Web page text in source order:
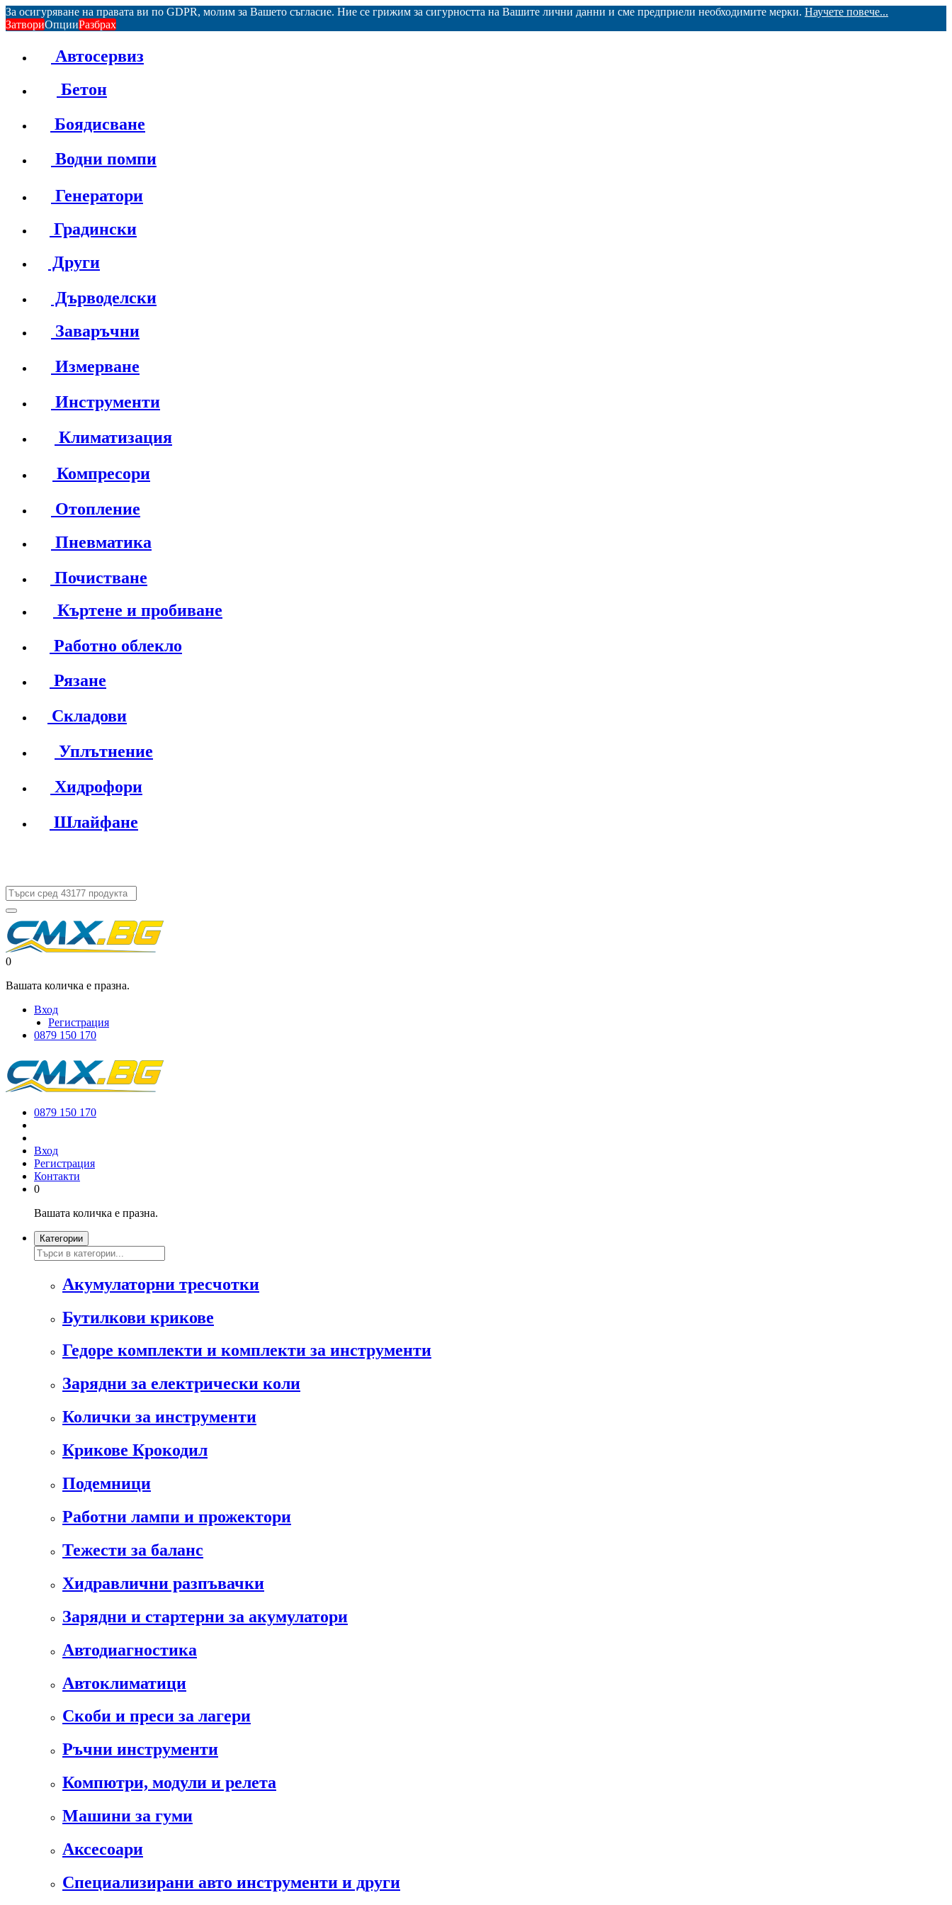
За осигуряване на правата ви по GDPR, молим за Вашето съгласие. Ние се грижим за сигурността на Вашите лични данни и сме предприели необходимите мерки. Научете повече...
ЗатвориОпцииРазбрах
Автосервиз
Бетон
Боядисване
Водни помпи
Генератори
Градински
Други
Дърводелски
Заваръчни
Измерване
Инструменти
Климатизация
Компресори
Отопление
Пневматика
Почистване
Къртене и пробиване
Работно облекло
Рязане
Складови
Уплътнение
Хидрофори
Шлайфане
0
Вашата количка е празна.
Вход
Регистрация
0879 150 170
0879 150 170
Вход
Регистрация
Контакти
0
Вашата количка е празна.
Категории
Акумулаторни тресчотки
Бутилкови крикове
Гедоре комплекти и комплекти за инструменти
Зарядни за електрически коли
Колички за инструменти
Крикове Крокодил
Подемници
Работни лампи и прожектори
Тежести за баланс
Хидравлични разпъвачки
Зарядни и стартерни за акумулатори
Автодиагностика
Автоклиматици
Скоби и преси за лагери
Ръчни инструменти
Компютри, модули и релета
Машини за гуми
Аксесоари
Специализирани авто инструменти и други